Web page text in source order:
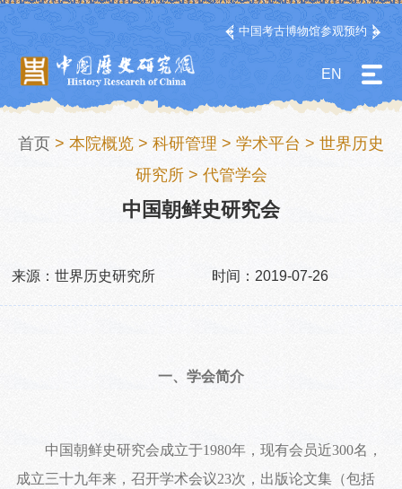
中国考古博物馆参观预约
EN
首页 > 本院概览 > 科研管理 > 学术平台 > 世界历史
研究所> 代管学会
中国朝鲜史研究会
来源：世界历史研究所 时间：2019-07-26
一、学会简介
中国朝鲜史研究会成立于1980年，现有会员近300名，
成立三十九年来，召开学术会议23次，出版论文集（包括